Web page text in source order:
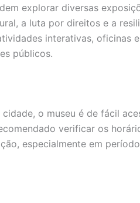
explorar diversas
a luta por direitos e a
interativas, oficinas
públicos.
o museu é de fácil
verificar os
especialmente em